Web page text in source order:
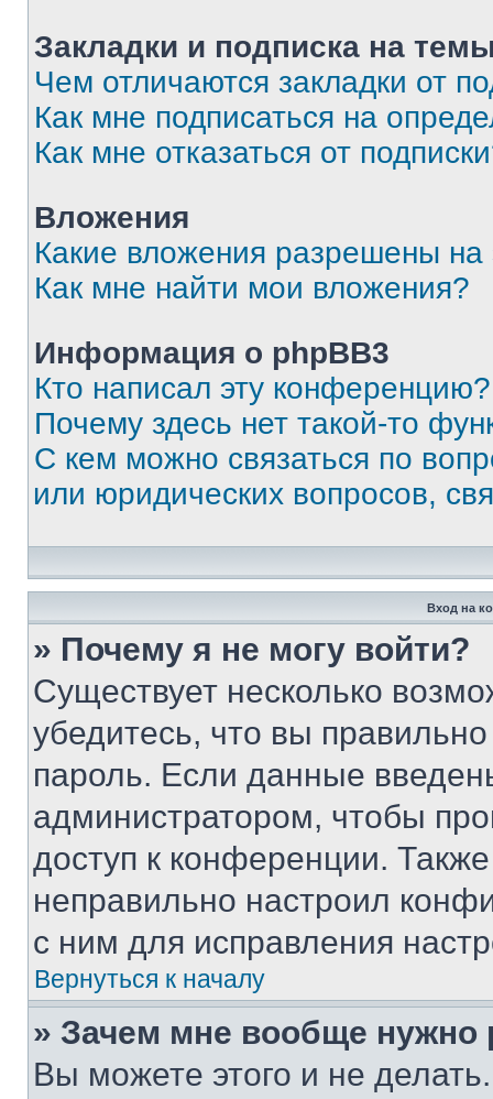
Закладки и подписка на
Чем отличаются закладки от
Как мне подписаться на
Как мне отказаться от
Вложения
Какие вложения разрешены
Как мне найти мои вложения?
Информация о phpBB3
Кто написал эту конференцию?
Почему здесь нет такой-то
С кем можно связаться по
или юридических вопросов,
Вход на
» Почему я не могу войти?
Существует несколько
убедитесь, что вы
пароль. Если данные
администратором, чтобы
доступ к конференции.
неправильно настроил
с ним для исправления
Вернуться к началу
» Зачем мне вообще нужно
Вы можете этого и не